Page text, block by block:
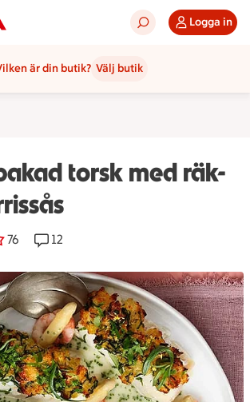
Logga in
är din butik? Välj butik
torsk med räk-
76
röstatReceptet har 12 kommentarer
12